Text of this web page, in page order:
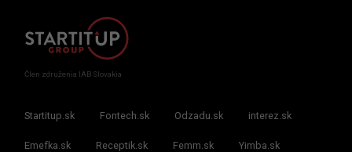
Člen združenia IAB Slovakia
Startitup.sk Fontech.sk Odzadu.sk interez.sk
Emefka.sk Receptik.sk Femm.sk Yimba.sk